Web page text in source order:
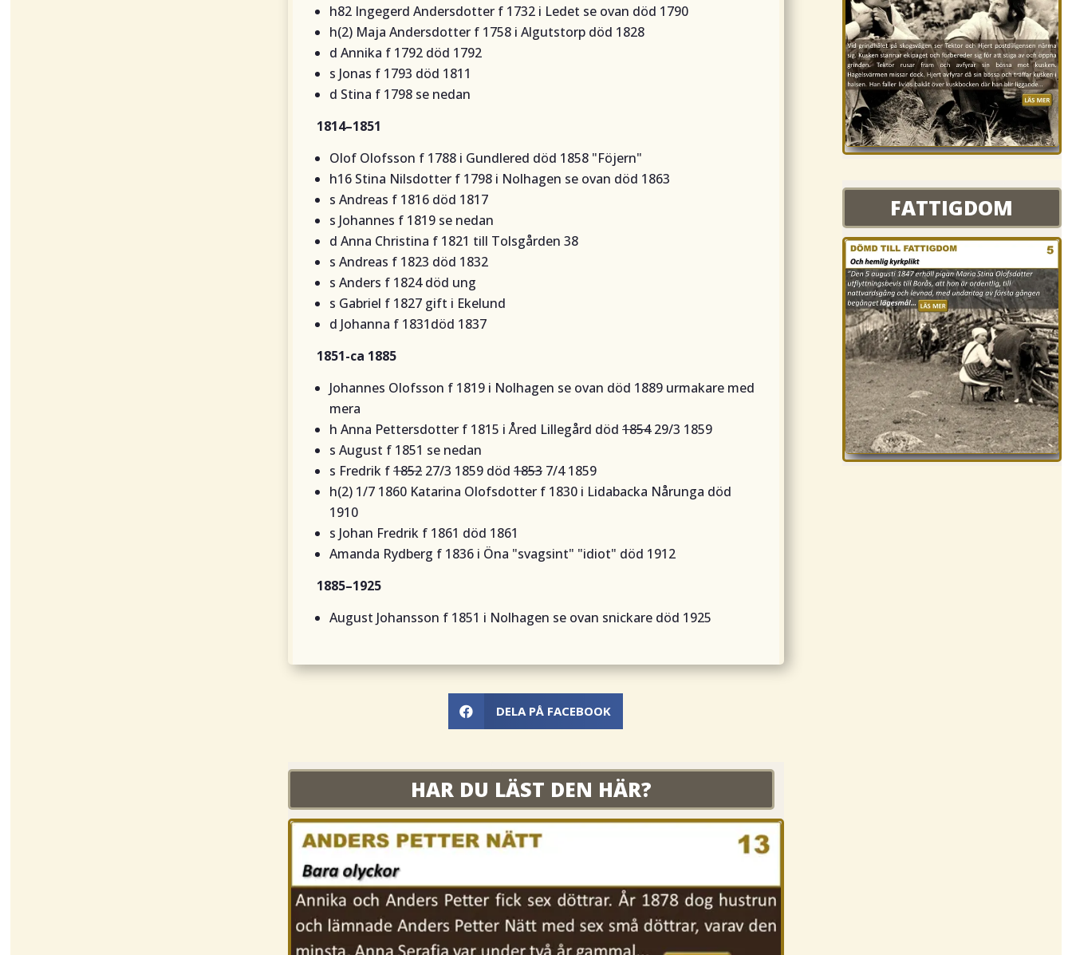
h82 Ingegerd Andersdotter f 1732 i Ledet se ovan död 1790
h(2) Maja Andersdotter f 1758 i Algutstorp död 1828
d Annika f 1792 död 1792
s Jonas f 1793 död 1811
d Stina f 1798 se nedan
1814–1851
Olof Olofsson f 1788 i Gundlered död 1858 "Föjern"
h16 Stina Nilsdotter f 1798 i Nolhagen se ovan död 1863
s Andreas f 1816 död 1817
s Johannes f 1819 se nedan
d Anna Christina f 1821 till Tolsgården 38
s Andreas f 1823 död 1832
s Anders f 1824 död ung
s Gabriel f 1827 gift i Ekelund
d Johanna f 1831död 1837
1851-ca 1885
Johannes Olofsson f 1819 i Nolhagen se ovan död 1889 urmakare med
mera
h Anna Pettersdotter f 1815 i Åred Lillegård död185429/3 1859
s August f 1851 se nedan
s Fredrik f1852 27/3 1859 död1853 7/4 1859
h(2) 1/7 1860 Katarina Olofsdotter f 1830 i Lidabacka Nårunga död
1910
s Johan Fredrik f 1861 död 1861
Amanda Rydberg f 1836 i Öna "svagsint" "idiot" död 1912
1885–1925
August Johansson f 1851 i Nolhagen se ovan snickare död 1925
 DELA PÅ FACEBOOK
HAR DU LÄST DEN HÄR?
ORIGINAL
FATTIGDOM
FATTIGDOM